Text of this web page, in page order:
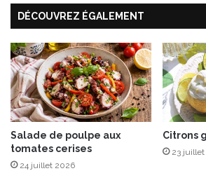
e
l
l
a
e
t
r
i
s
o
é
u
m
e
s
c
r
o
q
u
a
DÉCOUVREZ ÉGALEMENT
Salade de poulpe aux
tomates cerises
24 juillet 2026
Citrons
23